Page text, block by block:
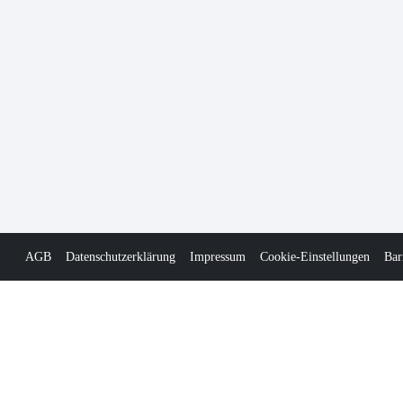
AGB Datenschutzerklärung Impressum Cookie-Einstellungen